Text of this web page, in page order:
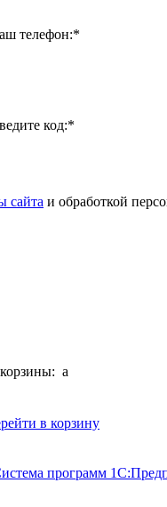
телефон:*
код:*
сайта и обработкой
a
в корзину
программ